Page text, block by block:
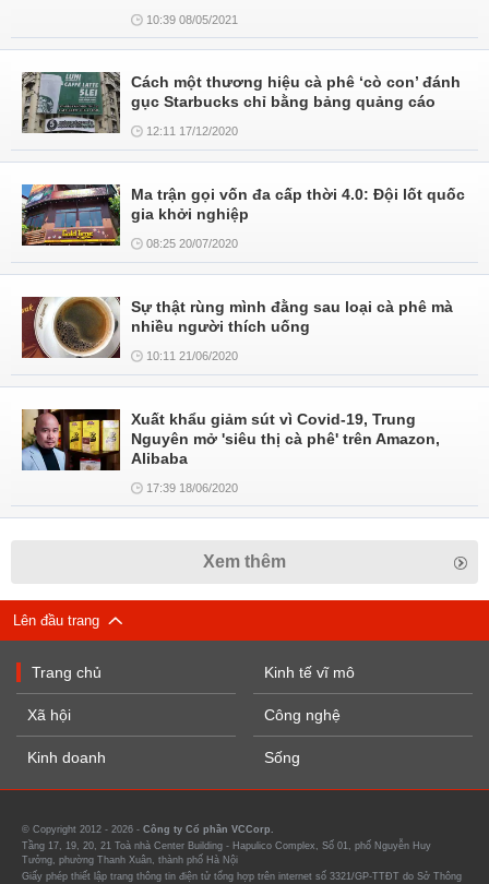
10:39 08/05/2021
Cách một thương hiệu cà phê ‘cò con’ đánh
gục Starbucks chỉ bằng bảng quảng cáo
12:11 17/12/2020
Ma trận gọi vốn đa cấp thời 4.0: Đội lốt quốc
gia khởi nghiệp
08:25 20/07/2020
Sự thật rùng mình đằng sau loại cà phê mà
nhiều người thích uống
10:11 21/06/2020
Xuất khẩu giảm sút vì Covid-19, Trung
Nguyên mở 'siêu thị cà phê' trên Amazon,
Alibaba
17:39 18/06/2020
Xem thêm
Lên đầu trang
Trang chủ
Xã hội
Kinh doanh
Kinh tế vĩ mô
Công nghệ
Sống
© Copyright 2012 - 2026 - Công ty Cổ phần VCCorp.
Tầng 17, 19, 20, 21 Toà nhà Center Building - Hapulico Complex, Số 01, phố Nguyễn Huy
Tưởng, phường Thanh Xuân, thành phố Hà Nội
Giấy phép thiết lập trang thông tin điện tử tổng hợp trên internet số 3321/GP-TTĐT do Sở Thông